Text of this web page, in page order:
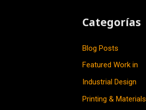
Categorías
Blog Posts
Featured Work in
Industrial Design
Printing & Materials